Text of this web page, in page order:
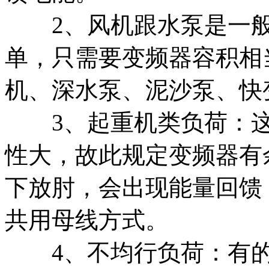
2、风机跟水泵是一般
单，只需要变频器容积
机、深水泵、泥沙泵、
3、起重机类负荷：这
性大，故此规定变频器
下放肘，会出现能量回
共用母线方式。
4、不均行负荷：有的